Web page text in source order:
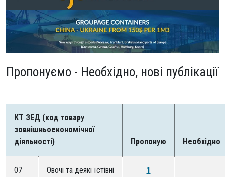
Пропонуємо - Необхідно, нові публікації
КТ ЗЕД (код товару
зовнішньоекономічної
діяльності)
Пропоную Необхідно
07
Овочі та деякі їстівні
1